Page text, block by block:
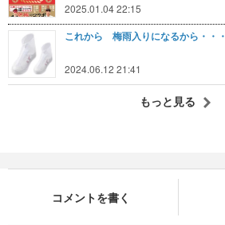
2025.01.04 22:15
これから 梅雨入りになるから・・・
2024.06.12 21:41
もっと見る
コメントを書く